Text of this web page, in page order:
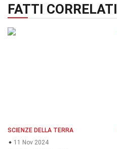
FATTI CORRELATI
SCIENZE DELLA TERRA
11 Nov 2024